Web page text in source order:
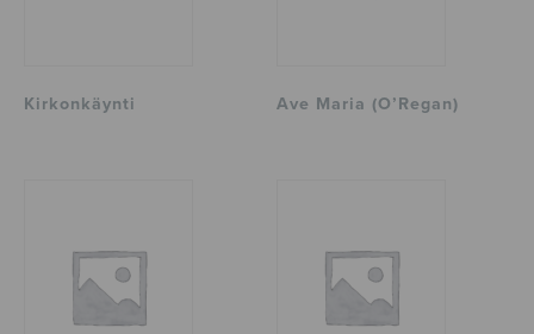
Kirkonkäynti Ave Maria (O’Regan)